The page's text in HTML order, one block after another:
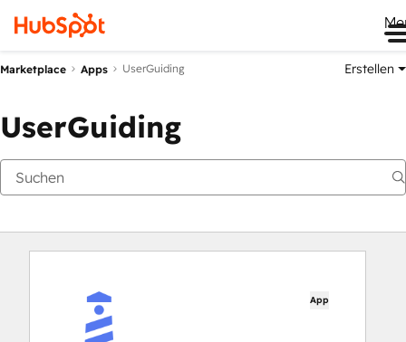
Marketplace Apps UserGuiding Erstellen
UserGuiding
App